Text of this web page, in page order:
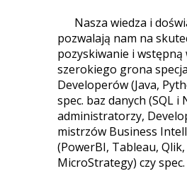
Nasza wiedza i
pozwalają nam na
pozyskiwanie i wstępną
szerokiego grona
Developerów (Java,
spec. baz danych (SQL i
administratorzy,
mistrzów Business
(PowerBI, Tableau, Qlik,
MicroStrategy) czy